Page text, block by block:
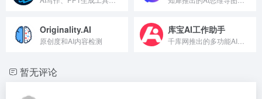
Originality.AI
原创度和AI内容检测
库宝AI工作助手
暂无评论